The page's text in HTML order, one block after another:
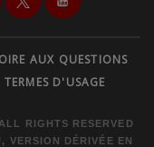
AUX QUESTIONS
TERMES D'USAGE
RIGHTS RESERVED
VERSION DÉRIVÉE EN